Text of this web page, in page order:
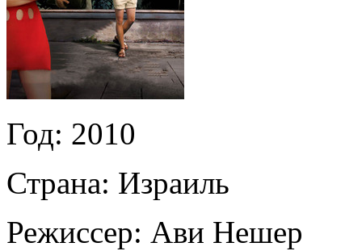
Год: 2010
Страна: Израиль
Режиссер: Ави Нешер